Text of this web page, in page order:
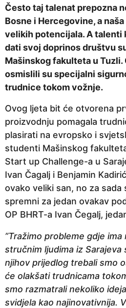
p
r
i
j
e
6
g
d
i
n
a
p
r
i
j
e
Često taj talenat prepozna
Bosne i Hercegovine, a
velikih potencijala. A talenti
dati svoj doprinos društvu
Mašinskog fakulteta u
osmislili su specijalni
trudnice tokom vožnje.
Ovog ljeta bit će otvorena
proizvodnju pomagala
plasirati na evropsko i
studenti Mašinskog
Start up Challenge-a u
Ivan Čagalj i Benjamin
ovako veliki san, no za sada
spremni za jedan ovakav
OP BHRT-a Ivan Čegalj,
”Tražimo probleme gdje
stručnim ljudima iz Sarajeva
njihov prijedlog trebali smo
će olakšati trudnicama
smo razmatrali nekoliko
svidjela kao najinovativnija.